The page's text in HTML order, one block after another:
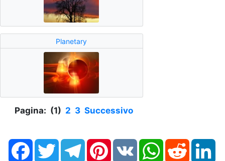
Planetary
Pagina: (1) 2 3 Successivo
FacebookTwitter TelegramPinterestVK WhatsAppReddit